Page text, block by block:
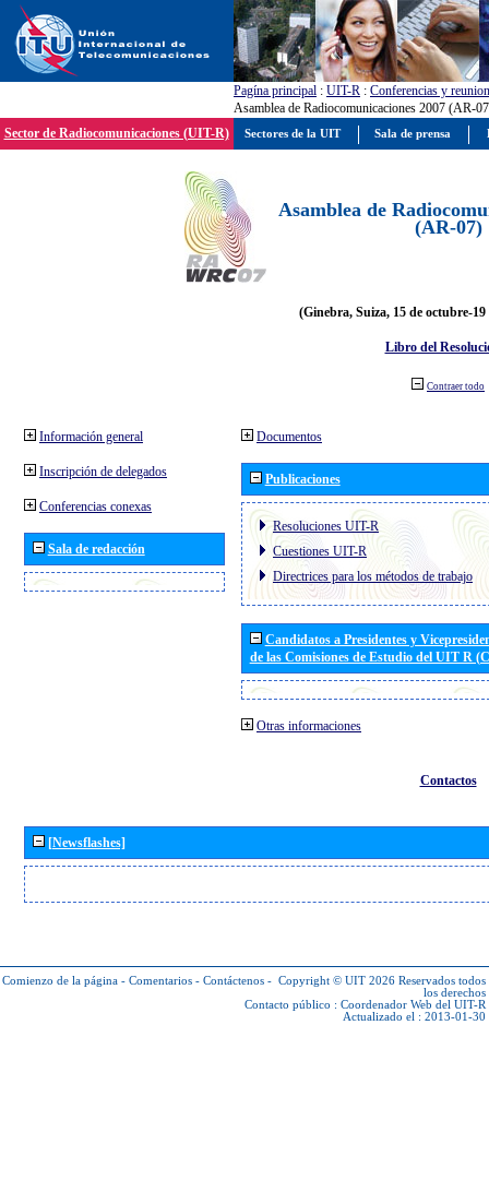
Pagína principal : UIT-R : Conferencias y
Asamblea de Radiocomunicaciones 2007 (AR-
Sector de Radiocomunicaciones (UIT-R)
Asamblea de
(AR-07)
(Ginebra, Suiza, 15 de octubre-19
Libro del
Contraer todo
Información general
Inscripción de delegados
Conferencias conexas
Sala de redacción
Documentos
Publicaciones
Resoluciones UIT-R
Cuestiones UIT-R
Directrices para los métodos de trabajo
Candidatos a Presidentes y
de las Comisiones de Estudio del UIT R
Otras informaciones
Contactos
[Newsflashes]
Comienzo de la página - Comentarios - Contáctenos - Copyright © UIT 2026 Reservados todos
los derechos
Contacto público : Coordenador Web del UIT-R
Actualizado el : 2013-01-30
Sectores de la UIT Sala de prensa